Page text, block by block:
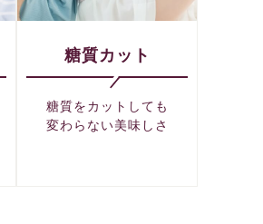
糖質カット
糖質をカットしても
変わらない美味しさ